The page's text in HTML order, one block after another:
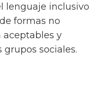
lenguaje inclusivo
formas no
aceptables y
grupos sociales.